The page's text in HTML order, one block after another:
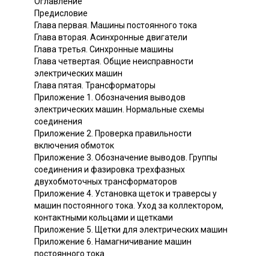
Предисловие
Глава первая. Машины постоянного тока
Глава вторая. Асинхронные двигатели
Глава третья. Синхронные машины
Глава четвертая. Общие неисправности
электрических машин
Глава пятая. Трансформаторы
Приложение 1. Обозначения выводов
электрических машин. Нормальные схемы
соединения
Приложение 2. Проверка правильности
включения обмоток
Приложение 3. Обозначение выводов. Группы
соединения и фазировка трехфазных
двухобмоточных трансформаторов
Приложение 4. Установка щеток и траверсы у
машин постоянного тока. Уход за коллектором,
контактными кольцами и щетками
Приложение 5. Щетки для электрических машин
Приложение 6. Намагничивание машин
постоянного тока